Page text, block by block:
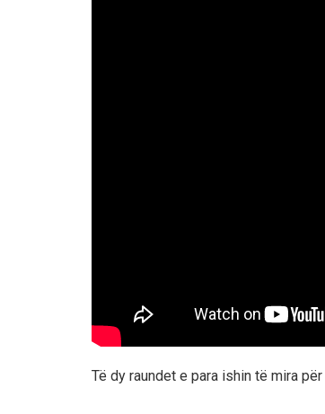
Të dy raundet e para ishin të mira